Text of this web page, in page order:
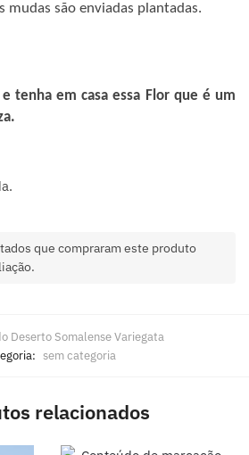
mudas são enviadas plantadas.
tenha em casa essa Flor que é um
que compraram este produto
Deserto Somalense Variegata
sem categoria
relacionados